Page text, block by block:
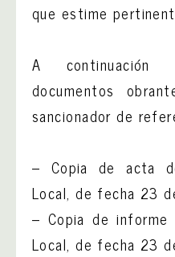
que estime
A continuación
documentos
sancionador de
– Copia de acta
Local, de fecha 23
– Copia de informe
Local, de fecha 23